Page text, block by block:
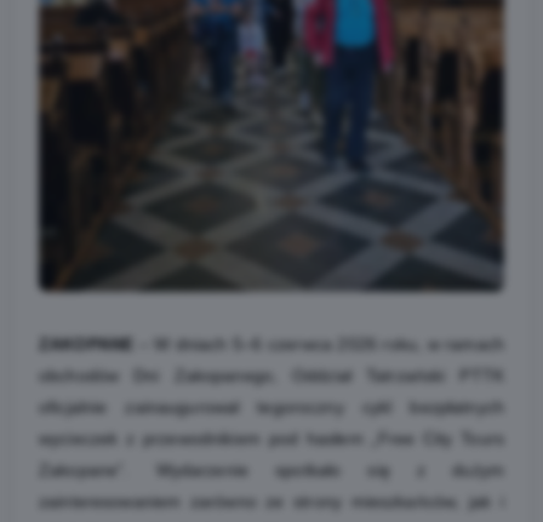
ZAKOPANE
– W dniach 5–6 czerwca 2026 roku, w ramach
obchodów Dni Zakopanego, Oddział Tatrzański PTTK
oficjalnie zainaugurował tegoroczny cykl bezpłatnych
wycieczek z przewodnikiem pod hasłem „Free City Tours
Zakopane”. Wydarzenie spotkało się z dużym
zainteresowaniem zarówno ze strony mieszkańców, jak i